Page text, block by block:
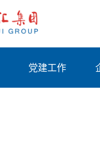
党建工作